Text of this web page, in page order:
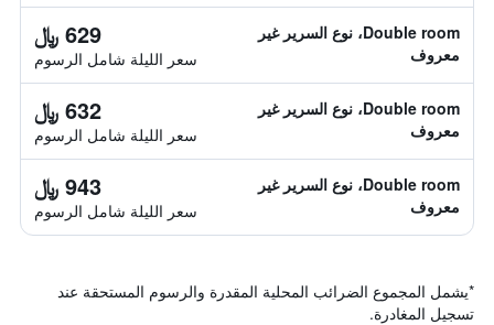
Double room، نوع السرير غير
معروف
629 ﷼
سعر الليلة شامل الرسوم
Double room، نوع السرير غير
معروف
632 ﷼
سعر الليلة شامل الرسوم
Double room، نوع السرير غير
معروف
943 ﷼
سعر الليلة شامل الرسوم
*يشمل المجموع الضرائب المحلية المقدرة والرسوم المستحقة عند
تسجيل المغادرة.